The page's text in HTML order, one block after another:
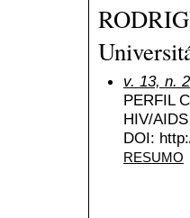
v. 13, n.
PERFIL
HIV/
DOI:
RESUMO